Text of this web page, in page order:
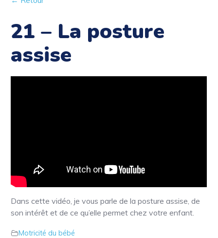
21 – La posture
assise
Dans cette vidéo, je vous parle de la posture assise, de
son intérêt et de ce qu’elle permet chez votre enfant.
Motricité du bébé